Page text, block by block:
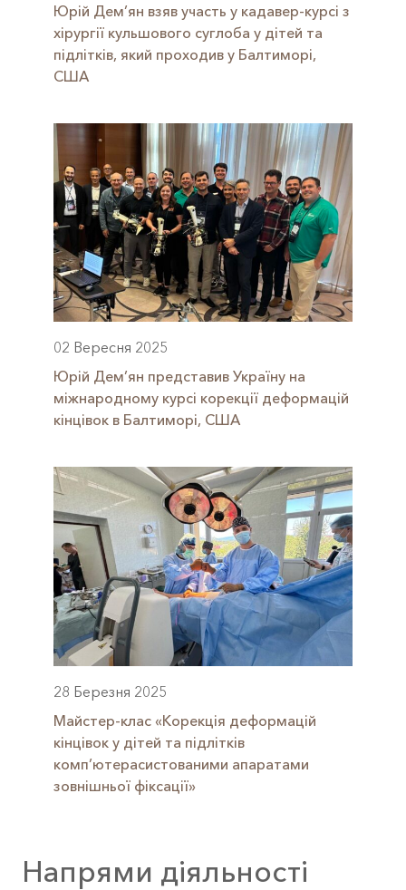
Юрій Дем’ян взяв участь у кадавер-курсі з
хірургії кульшового суглоба у дітей та
підлітків, який проходив у Балтиморі,
США
02 Вересня 2025
Юрій Дем’ян представив Україну на
міжнародному курсі корекції деформацій
кінцівок в Балтиморі, США
28 Березня 2025
Майстер-клас «Корекція деформацій
кінцівок у дітей та підлітків
комп’ютерасистованими апаратами
зовнішньої фіксації»
Напрями діяльності